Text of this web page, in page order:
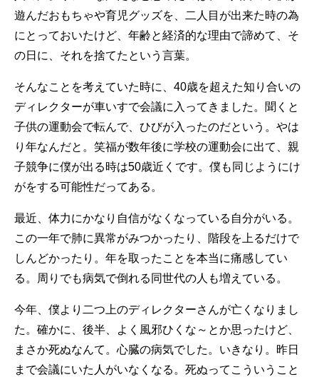
遊んだおもちゃや育児グッズを、二人目が出来た時の為
にとっておいたけど、年齢と経済的な理由で諦めて、そ
の日に、それを捨てたという言葉。
そんなことを考えていた時に、40歳を超えた知り合いの
ディレクターが車いすで会議に入ってきました。聞くと
子供の運動会で転んで、ひびが入ったのだという。やは
り年なんだと。笑福が数年後に学校の運動会に出て、親
子競争に僕が出る時は50歳近くです。僕も同じようにけ
がをする可能性だってある。
最近、体力にかなり自信がなくなっている自分がいる。
この一年で肺に異常がみつかったり、階段を上るだけで
しんどかったり。年を取ったことを本当に痛感してい
る。周りでも病気で倒れる同世代の人も増えている。
今年、僕より二つ上のディレクターさんが亡くなりまし
た。確かに、後半、よく風邪ひくな～とか思ったけど、
まさか死ぬなんて。心臓の病気でした。いきなり。昨日
まで会議にいた人がいなくなる。死ぬってこういうこと